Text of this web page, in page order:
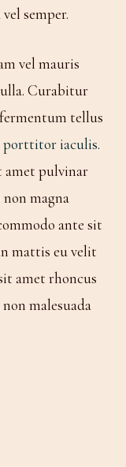
semper.
vel mauris
Curabitur
tellus
porttitor iaculis.
amet pulvinar
magna
ante sit
mattis eu velit
amet rhoncus
malesuada